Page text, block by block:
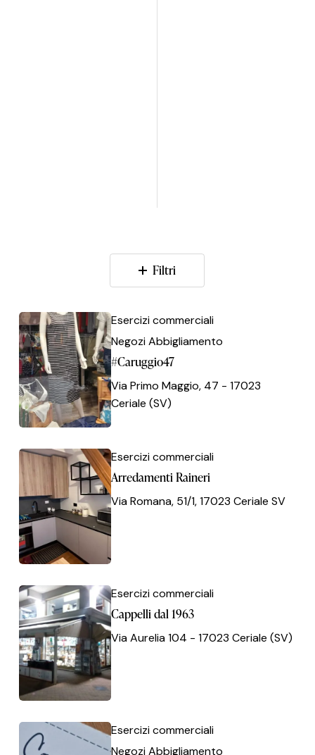
Filtri
#Caruggio47 #Caruggio47
Esercizi commerciali
Negozi Abbigliamento
#Caruggio47
Via Primo Maggio, 47 - 17023
Ceriale (SV)
Arredamenti
Raineri
Arredamenti
Raineri
Esercizi commerciali
Arredamenti Raineri
Via Romana, 51/1, 17023 Ceriale SV
Cappelli
dal
1963
Cappelli
dal
1963
Esercizi commerciali
Cappelli dal 1963
Via Aurelia 104 - 17023 Ceriale (SV)
Coccinella Coccinella
Esercizi commerciali
Negozi Abbigliamento